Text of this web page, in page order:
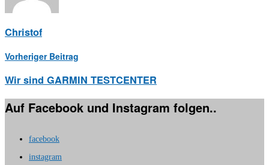
Christof
Vorheriger Beitrag
Wir sind GARMIN TESTCENTER
Auf Facebook und Instagram folgen..
facebook
instagram